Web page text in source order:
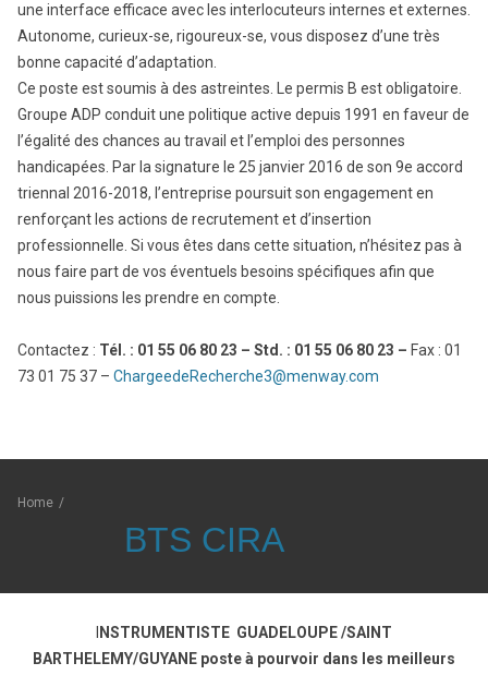
une interface efficace avec les interlocuteurs internes et externes.
Autonome, curieux-se, rigoureux-se, vous disposez d’une très
bonne capacité d’adaptation.
Ce poste est soumis à des astreintes. Le permis B est obligatoire.
Groupe ADP conduit une politique active depuis 1991 en faveur de
l’égalité des chances au travail et l’emploi des personnes
handicapées. Par la signature le 25 janvier 2016 de son 9e accord
triennal 2016-2018, l’entreprise poursuit son engagement en
renforçant les actions de recrutement et d’insertion
professionnelle. Si vous êtes dans cette situation, n’hésitez pas à
nous faire part de vos éventuels besoins spécifiques afin que
nous puissions les prendre en compte.
Contactez : Tél. : 01 55 06 80 23 – Std. : 01 55 06 80 23 – Fax : 01
73 01 75 37 – ChargeedeRecherche3@menway.com
Home /
BTS CIRA
NSTRUMENTISTE GUADELOUPE /SAINT
BARTHELEMY/GUYANE poste à pourvoir dans les meilleurs